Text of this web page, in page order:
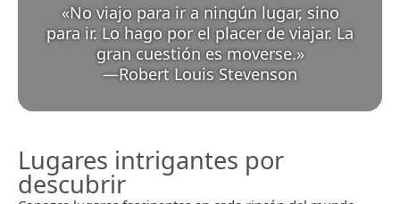
«No viajo para ir a ningún lugar, sino
para ir. Lo hago por el placer de viajar. La
gran cuestión es moverse. »
—Robert Louis Stevenson
Lugares intrigantes por
descubrir